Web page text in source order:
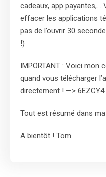
cadeaux, app payantes,…
effacer les applications
pas de l’ouvrir 30
!)
IMPORTANT : Voici mon
quand vous télécharger
directement ! —> 6EZCY4
Tout est résumé dans
A bientôt ! Tom